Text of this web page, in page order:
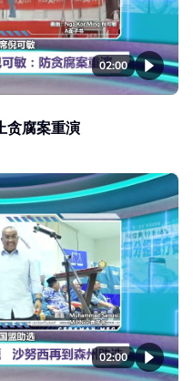
02:00
贪腐案重演
02:00